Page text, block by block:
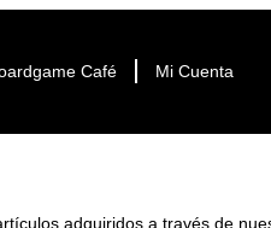
Café Mi Cuenta
adquiridos a través de